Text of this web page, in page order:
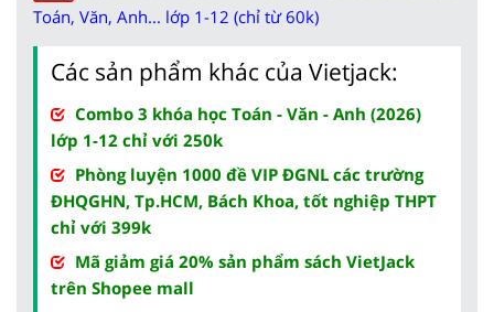
Toán, Văn, Anh... lớp 1-12 (chỉ từ 60k)
Các sản phẩm khác của Vietjack:
Combo 3 khóa học Toán - Văn - Anh (2026)
lớp 1-12 chỉ với 250k
Phòng luyện 1000 đề VIP ĐGNL các trường
ĐHQGHN, Tp.HCM, Bách Khoa, tốt nghiệp THPT
chỉ với 399k
Mã giảm giá 20% sản phẩm sách VietJack
trên Shopee mall